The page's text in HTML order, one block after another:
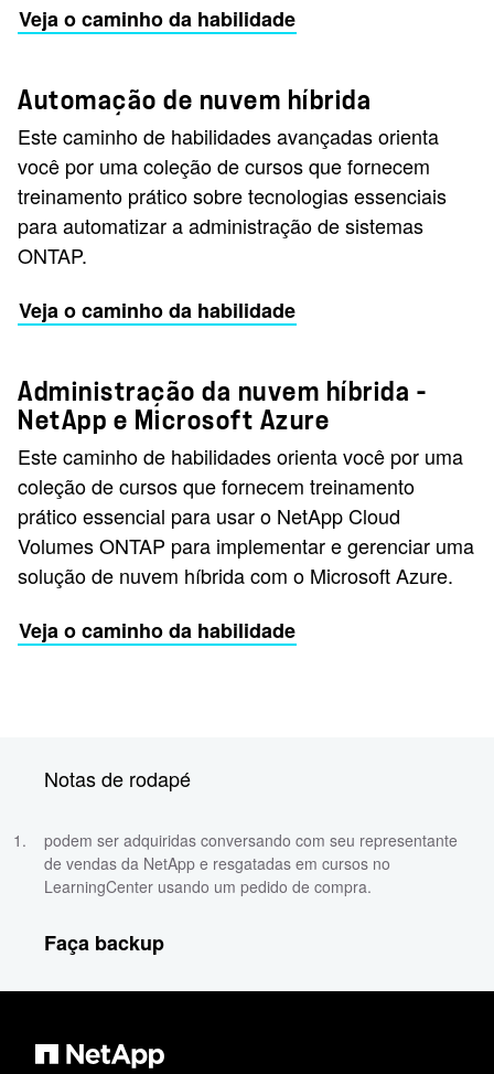
Veja o caminho da habilidade
Automação de nuvem híbrida
Este caminho de habilidades avançadas orienta
você por uma coleção de cursos que fornecem
treinamento prático sobre tecnologias essenciais
para automatizar a administração de sistemas
ONTAP.
Veja o caminho da habilidade
Administração da nuvem híbrida -
NetApp e Microsoft Azure
Este caminho de habilidades orienta você por uma
coleção de cursos que fornecem treinamento
prático essencial para usar o NetApp Cloud
Volumes ONTAP para implementar e gerenciar uma
solução de nuvem híbrida com o Microsoft Azure.
Veja o caminho da habilidade
Notas de rodapé
podem ser adquiridas conversando com seu representante
de vendas da NetApp e resgatadas em cursos no
LearningCenter usando um pedido de compra.
Faça backup